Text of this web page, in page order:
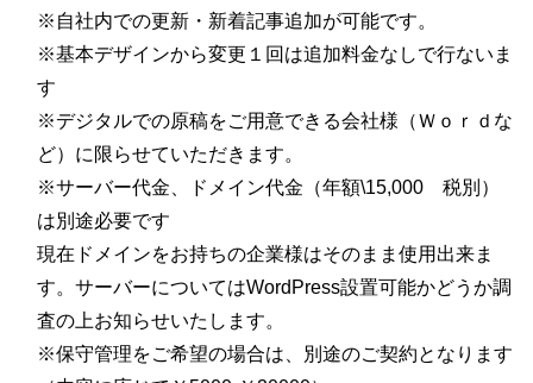
※自社内での更新・新着記事追加が可能です。
※基本デザインから変更１回は追加料金なしで行ないま
す
※デジタルでの原稿をご用意できる会社様（Ｗｏｒｄな
ど）に限らせていただきます。
※サーバー代金、ドメイン代金（年額\15,000 税別）
は別途必要です
現在ドメインをお持ちの企業様はそのまま使用出来ま
す。サーバーについてはWordPress設置可能かどうか調
査の上お知らせいたします。
※保守管理をご希望の場合は、別途のご契約となります